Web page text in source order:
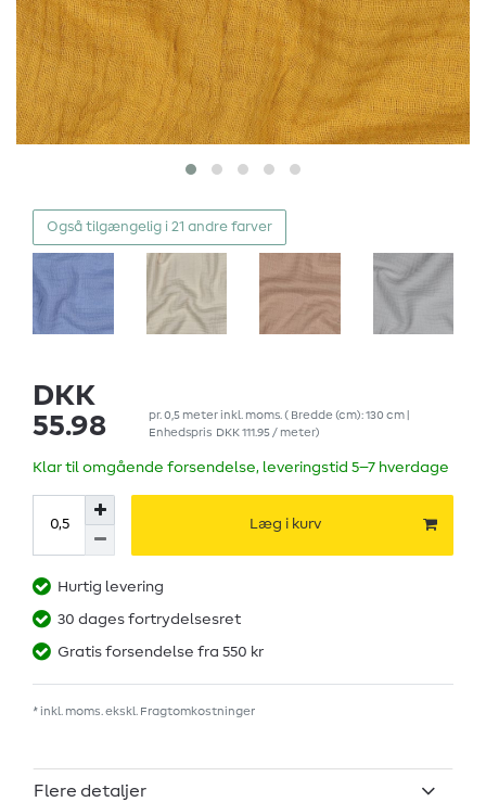
Også tilgængelig i 21 andre farver
DKK
55.98
pr. 0,5 meterinkl. moms. ( Bredde (cm): 130 cm |
Enhedspris DKK 111.95 / meter)
Klar til omgående forsendelse, leveringstid 5–7 hverdage
Læg i kurv
Hurtig levering
30 dages fortrydelsesret
Gratis forsendelse fra 550 kr
* inkl. moms. ekskl. Fragtomkostninger
Flere detaljer